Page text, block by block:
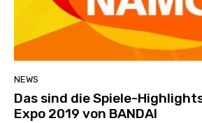
NEWS
Das sind die Spiele-
Expo 2019 von BANDAI